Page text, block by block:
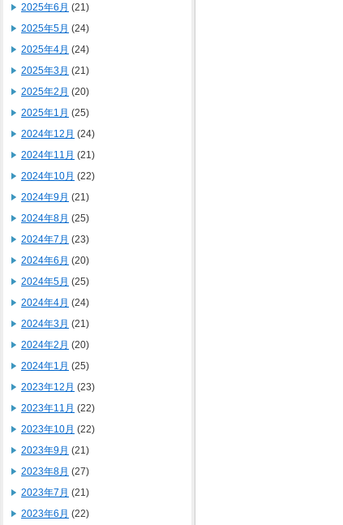
2025年6月 (21)
2025年5月 (24)
2025年4月 (24)
2025年3月 (21)
2025年2月 (20)
2025年1月 (25)
2024年12月 (24)
2024年11月 (21)
2024年10月 (22)
2024年9月 (21)
2024年8月 (25)
2024年7月 (23)
2024年6月 (20)
2024年5月 (25)
2024年4月 (24)
2024年3月 (21)
2024年2月 (20)
2024年1月 (25)
2023年12月 (23)
2023年11月 (22)
2023年10月 (22)
2023年9月 (21)
2023年8月 (27)
2023年7月 (21)
2023年6月 (22)